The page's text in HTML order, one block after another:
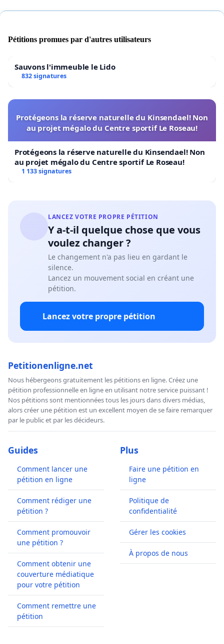
Pétitions promues par d'autres utilisateurs
Sauvons l'immeuble le Lido
832 signatures
Protégeons la réserve naturelle du Kinsendael! Non
au projet mégalo du Centre sportif Le Roseau!
Protégeons la réserve naturelle du Kinsendael! Non
au projet mégalo du Centre sportif Le Roseau!
1 133 signatures
LANCEZ VOTRE PROPRE PÉTITION
Y a-t-il quelque chose que vous
voulez changer ?
Le changement n'a pas lieu en gardant le
silence.
Lancez un mouvement social en créant une
pétition.
Lancez votre propre pétition
Petitionenligne.net
Nous hébergeons gratuitement les pétitions en ligne. Créez une
pétition professionnelle en ligne en utilisant notre service puissant !
Nos pétitions sont mentionnées tous les jours dans divers médias,
alors créer une pétition est un excellent moyen de se faire remarquer
par le public et par les décideurs.
Guides
Comment lancer une
pétition en ligne
Comment rédiger une
pétition ?
Comment promouvoir
une pétition ?
Comment obtenir une
couverture médiatique
pour votre pétition
Comment remettre une
pétition
Plus
Faire une pétition en
ligne
Politique de
confidentialité
Gérer les cookies
À propos de nous